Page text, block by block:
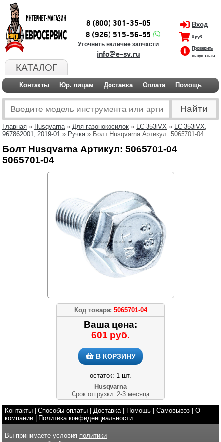
КАТАЛОГ
8 (800) 301-35-05
8 (926) 515-56-55
Уточнить наличие запчасти
info@e-sv.ru
Вход
0 руб.
Проверить
статус заказа
Контакты Юр. лицам Доставка Оплата Помощь
Главная » Husqvarna» Для газонокосилок » LC 353iVX » LC 353iVX,
967862001, 2019-01 » Ручка» Болт Husqvarna Артикул: 5065701-04
Болт Husqvarna Артикул: 5065701-04
5065701-04
Код товара: 5065701-04
Ваша цена:
601 руб.
В КОРЗИНУ
остаток: 1 шт.
Husqvarna
Срок отгрузки: 2-3 месяца
Контакты Способы оплаты Доставка| Помощь Самовывоз
О
компании
Политика конфиденциальности
Вы принимаете условия политики